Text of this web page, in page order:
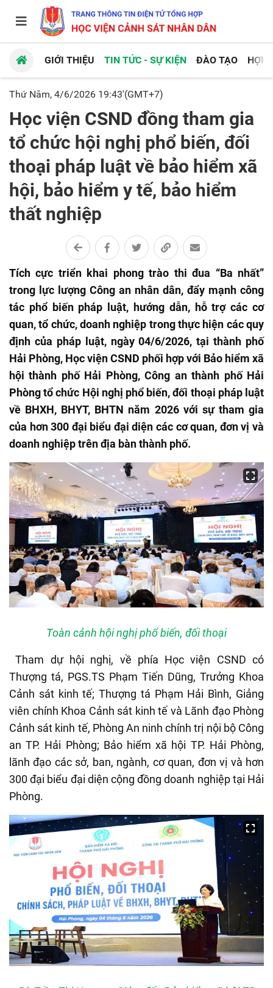
GIỚI THIỆU TIN TỨC - SỰ KIỆN ĐÀO TẠO HỢP
Thứ Năm, 4/6/2026 19:43'(GMT+7)
Học viện CSND đồng tham gia
tổ chức hội nghị phổ biến, đối
thoại pháp luật về bảo hiểm xã
hội, bảo hiểm y tế, bảo hiểm
thất nghiệp
Tích cực triển khai phong trào thi đua “Ba nhất”
trong lực lượng Công an nhân dân, đẩy mạnh công
tác phổ biến pháp luật, hướng dẫn, hỗ trợ các cơ
quan, tổ chức, doanh nghiệp trong thực hiện các quy
định của pháp luật, ngày 04/6/2026, tại thành phố
Hải Phòng, Học viện CSND phối hợp với Bảo hiểm xã
hội thành phố Hải Phòng, Công an thành phố Hải
Phòng tổ chức Hội nghị phổ biến, đối thoại pháp luật
về BHXH, BHYT, BHTN năm 2026 với sự tham gia
của hơn 300 đại biểu đại diện các cơ quan, đơn vị và
doanh nghiệp trên địa bàn thành phố.
Toàn cảnh hội nghị phổ biến, đối thoại
Tham dự hội nghị, về phía Học viện CSND có
Thượng tá, PGS.TS Phạm Tiến Dũng, Trưởng Khoa
Cảnh sát kinh tế; Thượng tá Phạm Hải Bình, Giảng
viên chính Khoa Cảnh sát kinh tế và Lãnh đạo Phòng
Cảnh sát kinh tế, Phòng An ninh chính trị nội bộ Công
an TP. Hải Phòng; Bảo hiểm xã hội TP. Hải Phòng,
lãnh đạo các sở, ban, ngành, cơ quan, đơn vị và hơn
300 đại biểu đại diện cộng đồng doanh nghiệp tại Hải
Phòng.